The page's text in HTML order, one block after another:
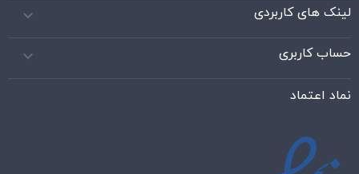
لینک های کاربردی 
حساب کاربری 
نماد اعتماد